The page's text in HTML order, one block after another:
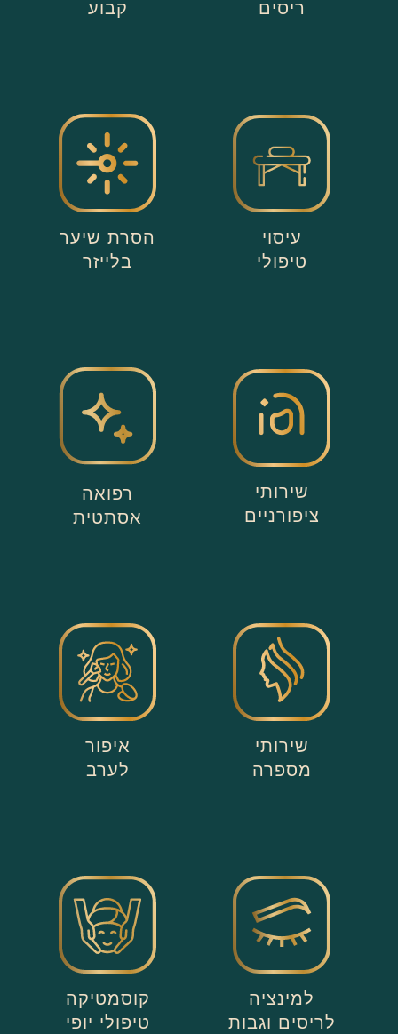
ריסים קבוע
עיסוי
טיפולי
הסרת שיער
בלייזר
שירותי
ציפורניים
רפואה
אסתטית
שירותי
מספרה
איפור
לערב
למינציה
לריסים וגבות
קוסמטיקה
טיפולי יופי